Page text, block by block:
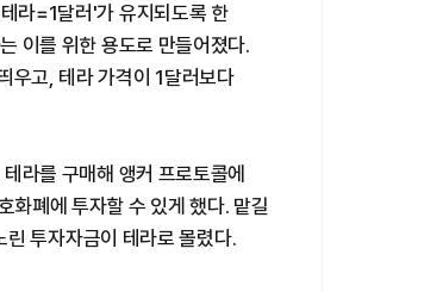
라=1달러'가 유지되도록 한
이를 위한 용도로 만들어졌다.
우고, 테라 가격이 1달러보다
라를 구매해 앵커 프로토콜에
화폐에 투자할 수 있게 했다. 맡길
투자자금이 테라로 몰렸다.